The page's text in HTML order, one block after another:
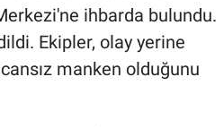
ihbarda bulundu.
Ekipler, olay yerine
manken olduğunu